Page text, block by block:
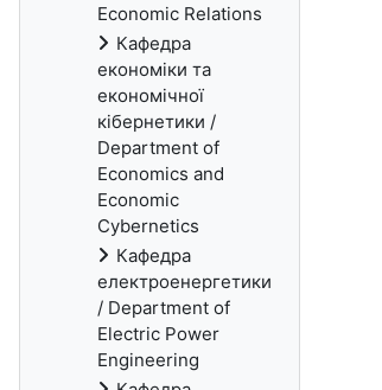
Economic Relations
Кафедра
економіки та
економічної
кібернетики /
Department of
Economics and
Economic
Cybernetics
Кафедра
електроенергетики
/ Department of
Electric Power
Engineering